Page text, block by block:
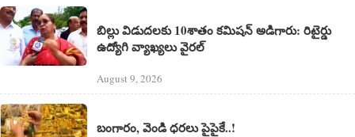
బిల్లు విడుదలకు 10శాతం కమిషన్ అడిగారు: రిటైర్డు
ఉద్యోగి వ్యాఖ్యలు వైరల్
August 9, 2026
బంగారం, వెండి ధరలు పైపైకే..!